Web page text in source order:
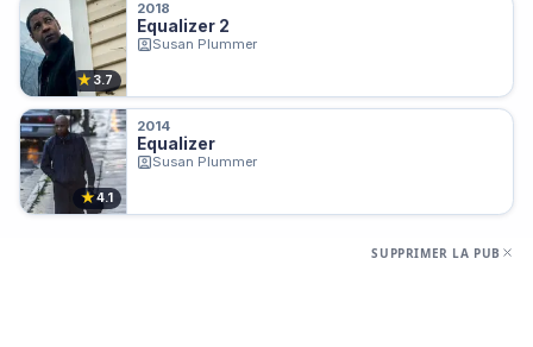
★ 3.7
2018
Equalizer 2
Susan Plummer
★4.1
2014
Equalizer
Susan Plummer
SUPPRIMER LA PUB